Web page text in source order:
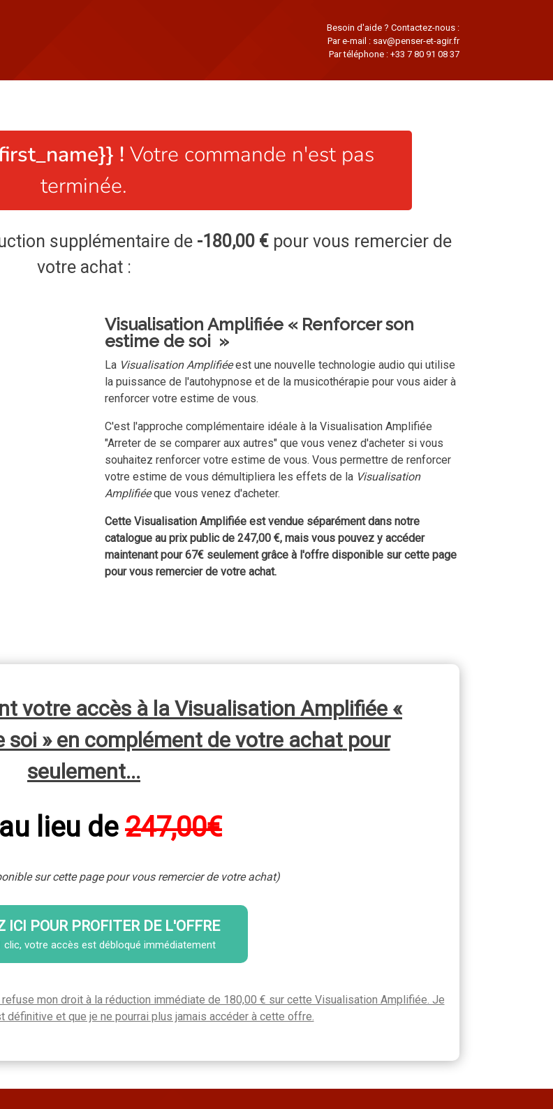
Besoin d'aide ? Contactez-nous :
Par e-mail : sav@penser-et-agir.fr
Par téléphone : +33 7 80 91 08 37
! Votre commande n'est pas
terminée.
supplémentaire de -180,00 €pour vous remercier de
votre achat :
Visualisation Amplifiée « Renforcer son
estime de soi »
La Visualisation Amplifiéeest une nouvelle technologie audio qui utilise
la puissance de l'autohypnose et de la musicothérapie pour vous aider à
renforcer votre estime de vous.
C'est l'approche complémentaire idéale à la Visualisation Amplifiée
"Arreter de se comparer aux autres" que vous venez d'acheter si vous
souhaitez renforcer votre estime de vous. Vous permettre de renforcer
votre estime de vous démultipliera les effets de la Visualisation
Amplifiéeque vous venez d'acheter.
Cette Visualisation Amplifiée est vendue séparément dans notre
catalogue au prix public de 247,00 €, mais vous pouvez y accéder
maintenant pour 67€ seulement grâce à l'offre disponible sur cette page
pour vous remercier de votre achat.
votre accès à la Visualisation Amplifiée «
soi » en complément de votre achatpour
seulement...
lieu de 247,00€
sur cette page pour vous remercier de votre achat)
ICI POUR PROFITER DE L'OFFRE
clic, votre accès est débloqué immédiatement
mon droit à la réduction immédiate de 180,00 € sur cette Visualisation Amplifiée. Je
définitive et que je ne pourrai plus jamais accéder à cette offre.